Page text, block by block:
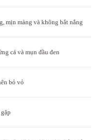
mịn màng và không bắt nắng
cá và mụn đầu đen
bỏ vỏ